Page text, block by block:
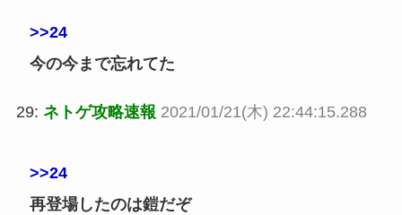
>>24
今の今まで忘れてた
29: ネトゲ攻略速報 2021/01/21(木) 22:44:15.288
>>24
再登場したのは鎧だぞ